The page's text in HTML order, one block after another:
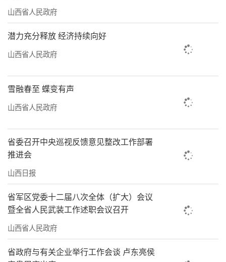
山西省人民政府
潜力充分释放 经济持续向好
山西省人民政府
雪融春至 蝶变有声
山西省人民政府
省委召开中央巡视反馈意见整改工作部署
推进会
山西日报
省军区党委十二届八次全体（扩大）会议
暨全省人民武装工作述职会议召开
山西省人民政府
省政府与有关企业举行工作会谈 卢东亮侯